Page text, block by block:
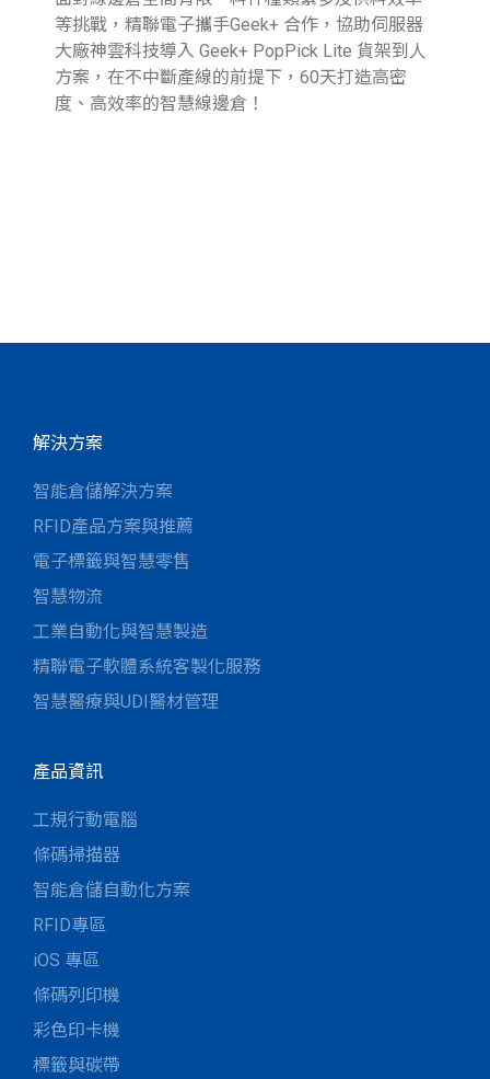
等挑戰，精聯電子攜手Geek+ 合作，協助伺服器
大廠神雲科技導入 Geek+ PopPick Lite 貨架到人
方案，在不中斷產線的前提下，60天打造高密
度、高效率的智慧線邊倉！
解決方案
智能倉儲解決方案
RFID產品方案與推薦
電子標籤與智慧零售
智慧物流
工業自動化與智慧製造
精聯電子軟體系統客製化服務
智慧醫療與UDI醫材管理
產品資訊
工規行動電腦
條碼掃描器
智能倉儲自動化方案
RFID專區
iOS 專區
條碼列印機
彩色印卡機
標籤與碳帶